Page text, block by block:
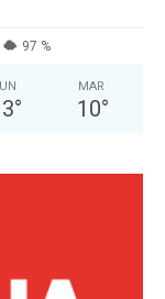
97 %
°
MAR
10°